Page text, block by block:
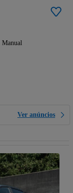
Manual
Ver anúncios